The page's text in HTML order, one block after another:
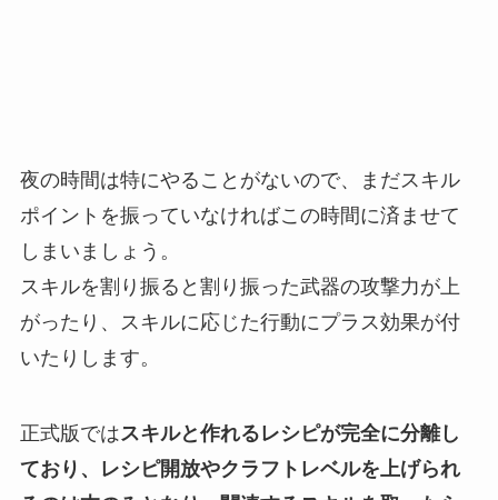
夜の時間は特にやることがないので、まだスキル
ポイントを振っていなければこの時間に済ませて
しまいましょう。
スキルを割り振ると割り振った武器の攻撃力が上
がったり、スキルに応じた行動にプラス効果が付
いたりします。
正式版ではスキルと作れるレシピが完全に分離し
ており、レシピ開放やクラフトレベルを上げられ